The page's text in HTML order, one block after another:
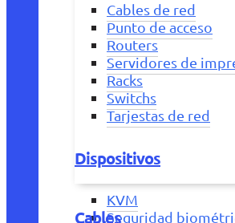
Cables de red
Punto de acceso
Routers
Servidores de
Racks
Switchs
Tarjestas de red
Dispositivos
KVM
Seguridad
Cables